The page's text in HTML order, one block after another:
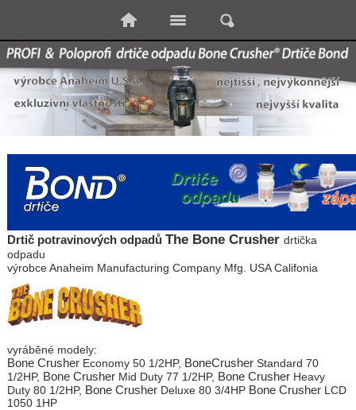
Drtič potravinových odpadů The Bone Crusher drtička
odpadu
výrobce Anaheim Manufacturing Company Mfg. USA Califonia
vyráběné modely:
Bone Crusher Economy 50 1/2HP, BoneCrusher Standard 70
1/2HP, Bone Crusher Mid Duty 77 1/2HP, Bone Crusher Heavy
Duty 80 1/2HP, Bone Crusher Deluxe 80 3/4HP Bone Crusher LCD
1050 1HP